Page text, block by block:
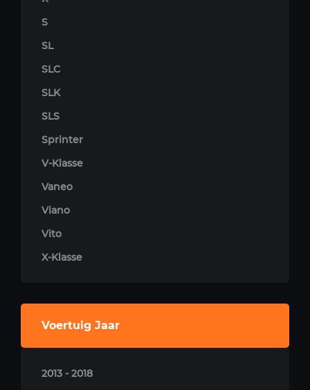
S
SL
SLC
SLK
SLS
Sprinter
V-Klasse
Vaneo
Viano
Vito
X-Klasse
Voertuig Jaar
2013 - 2018